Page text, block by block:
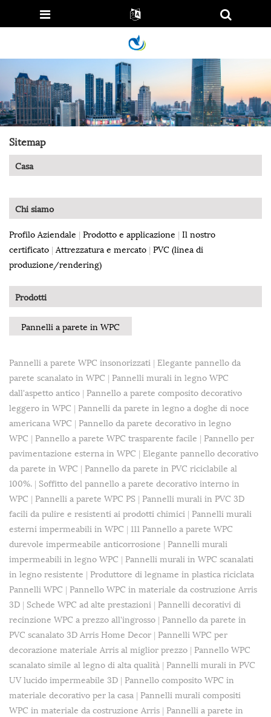
Sitemap
Casa
Chi siamo
Profilo Aziendale | Prodotto e applicazione | Il nostro
certificato | Attrezzatura e mercato | PVC (linea di
produzione/rendering)
Prodotti
Pannelli a parete in WPC
Pannelli a parete WPC insonorizzati | Elegante pannello da
parete scanalato in WPC | Pannelli murali in legno WPC
dall'aspetto antico | Pannello a parete composito decorativo
leggero in WPC | Pannelli da parete in legno a doghe di noce
americana WPC | Pannello da parete decorativo in legno
WPC | Pannello a parete WPC trasparente facile | Pannello per
pavimentazione esterna in WPC | Elegante pannello decorativo
da parete in WPC | Pannello da parete in PVC riciclabile al
100%. | Soffitto del pannello a parete decorativo interno in
WPC | Pannelli a parete WPC PS | Pannelli murali in PVC 3D
facili da pulire e resistenti ai prodotti chimici | Pannelli murali
esterni impermeabili in WPC | 111 Pannello a parete WPC
durevole impermeabile anticorrosione | Pannelli murali
impermeabili in legno WPC | Pannelli murali in WPC scanalati
in legno resistente | Produttore di legname in plastica riciclata
Pannelli WPC | Pannello WPC in materiale da costruzione Arris
3D | Schede WPC ad alte prestazioni | Pannelli decorativi di
recinzione WPC a prezzo all'ingrosso | Pannello da parete in
PVC scanalato 3D Arris Home Decor | Pannelli WPC per
decorazione materiale Arris al miglior prezzo | Pannello WPC
scanalato simile al legno di alta qualità | Pannelli murali in PVC
UV lucido impermeabile 3D | Pannello composito WPC in
materiale decorativo per la casa | Pannelli murali compositi
WPC in materiale da costruzione Arris | Pannelli a parete in